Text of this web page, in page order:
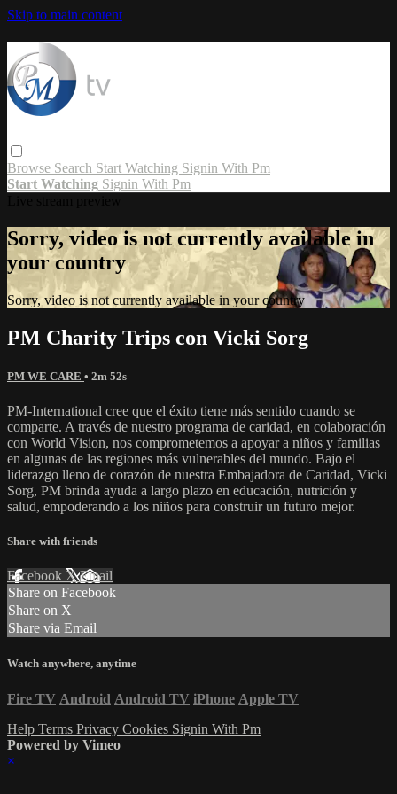
Skip to main content
Browse Search Start Watching Signin With Pm
Start Watching Signin With Pm
Sorry, video is not currently available in
your country
Sorry, video is not currently available in your country
PM Charity Trips con Vicki Sorg
PM WE CARE • 2m 52s
PM-International cree que el éxito tiene más sentido cuando se
comparte. A través de nuestro programa de caridad, en colaboración
con World Vision, nos comprometemos a apoyar a niños y familias
en algunas de las regiones más vulnerables del mundo. Bajo el
liderazgo lleno de corazón de nuestra Embajadora de Caridad, Vicki
Sorg, PM brinda ayuda a largo plazo en educación, nutrición y
salud, empoderando a los niños para construir un futuro mejor.
Share with friends
Facebook XEmail
Share on Facebook
Share on X
Share via Email
Watch anywhere, anytime
Fire TV Android Android TV iPhone Apple TV
Help Terms Privacy Cookies Signin With Pm
Powered by Vimeo
×